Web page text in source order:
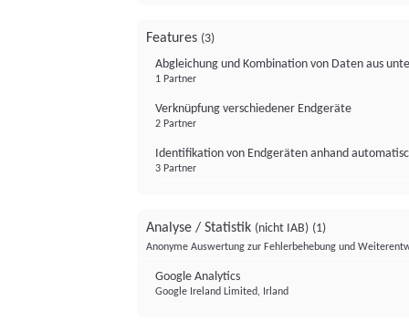
Features (3)
Abgleichung und Kombination von Daten aus
1 Partner
Verknüpfung verschiedener Endgeräte
2 Partner
Identifikation von Endgeräten anhand
3 Partner
Analyse / Statistik (nicht IAB) (1)
Anonyme Auswertung zur Fehlerbehebung und
Google Analytics
Google Ireland Limited, Irland